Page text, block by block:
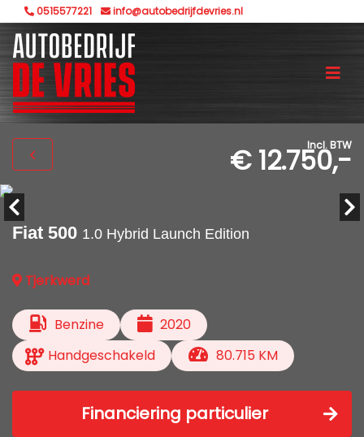
0515577221 info@autobedrijfdevries.nl
Incl. BTW
€ 12.750,-
Fiat 500 1.0 Hybrid Launch Edition
Tjerkwerd
Benzine
2020
Handgeschakeld
80.715 KM
Financiering particulier